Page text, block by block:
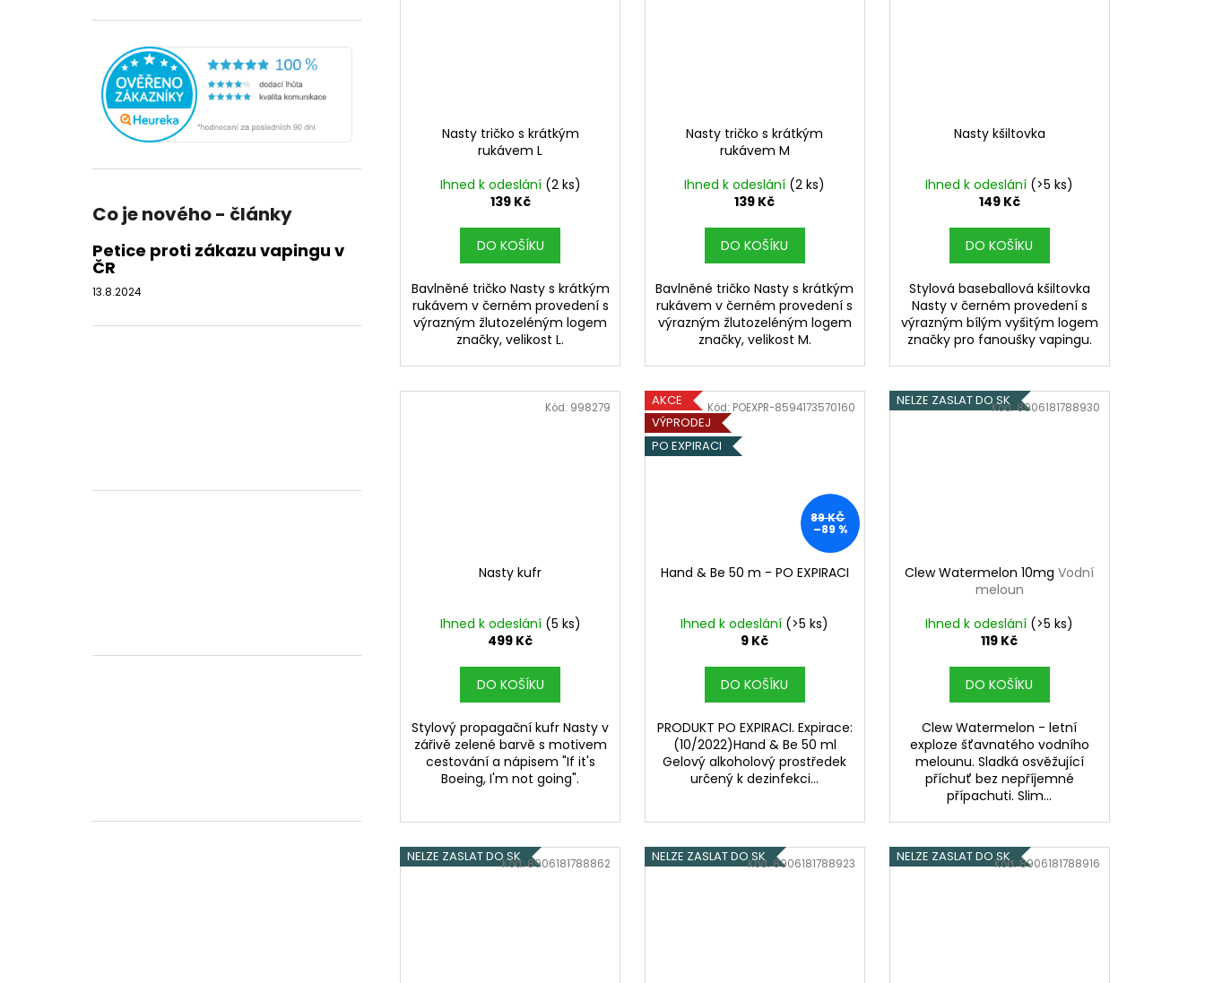
Co je nového - články
Petice proti zákazu vapingu v
ČR
13.8.2024
Nasty tričko s krátkým
rukávem L
Ihned k odeslání (2 ks)
139 Kč
DO KOŠÍKU
Bavlněné tričko Nasty s krátkým
rukávem v černém provedení s
výrazným žlutozeléným logem
značky, velikost L.
Nasty tričko s krátkým
rukávem M
Ihned k odeslání (2 ks)
139 Kč
DO KOŠÍKU
Bavlněné tričko Nasty s krátkým
rukávem v černém provedení s
výrazným žlutozeléným logem
značky, velikost M.
Nasty kšiltovka
Ihned k odeslání (>5 ks)
149 Kč
DO KOŠÍKU
Stylová baseballová kšiltovka
Nasty v černém provedení s
výrazným bílým vyšitým logem
značky pro fanoušky vapingu.
Nasty kufr
Ihned k odeslání (5 ks)
499 Kč
DO KOŠÍKU
Stylový propagační kufr Nasty v
zářivě zelené barvě s motivem
cestování a nápisem "If it's
Boeing, I'm not going".
Kód: 998279
AKCE
VÝPRODEJ
PO EXPIRACI
89 KČ
–89 %
Hand & Be 50 m - PO EXPIRACI
Ihned k odeslání (>5 ks)
9 Kč
DO KOŠÍKU
PRODUKT PO EXPIRACI. Expirace:
(10/2022)Hand & Be 50 ml
Gelový alkoholový prostředek
určený k dezinfekci...
Kód: POEXPR-8594173570160 NELZE ZASLAT DO SK
Clew Watermelon 10mgVodní
meloun
Ihned k odeslání (>5 ks)
119 Kč
DO KOŠÍKU
Clew Watermelon - letní
exploze šťavnatého vodního
melounu. Sladká osvěžující
příchuť bez nepříjemné
přípachuti. Slim...
Kód:8906181788930
NELZE ZASLAT DO SK
Kód:8906181788862 NELZE ZASLAT DO SK
Kód:8906181788923 NELZE ZASLAT DO SK
Kód:8906181788916